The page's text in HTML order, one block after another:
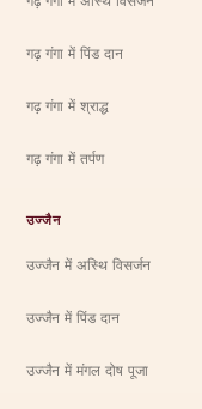
गढ़ गंगा में पिंड दान
गढ़ गंगा में श्राद्ध
गढ़ गंगा में तर्पण
उज्जैन
उज्जैन में अस्थि विसर्जन
उज्जैन में पिंड दान
उज्जैन में मंगल दोष पूजा